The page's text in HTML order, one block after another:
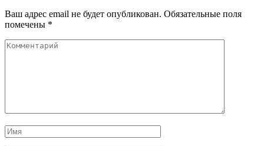
Ваш адрес email не будет опубликован. Обязательные поля
помечены *
Комментарий
Имя